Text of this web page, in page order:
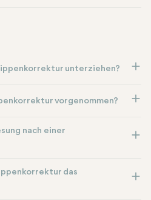
unterziehen?
vorgenommen?
nach einer
das